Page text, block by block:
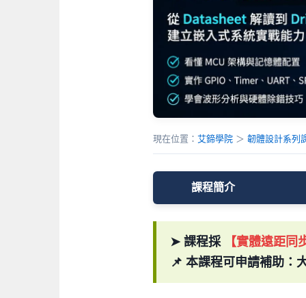
現在位置： 艾鍗學院＞ 韌體設計系列
課程簡介
➤ 課程採
【實體遠距同
📌 本課程可申請補助：